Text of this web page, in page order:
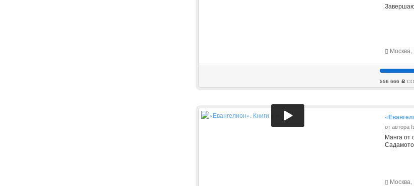
Москва,
556 666 c
от автора
Манга от
Садамото
Москва,